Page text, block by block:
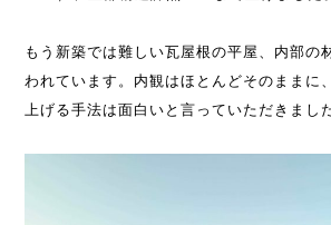
もう新築では難しい瓦屋根の平屋、内部の
われています。内観はほとんどそのままに
上げる手法は面白いと言っていただきまし